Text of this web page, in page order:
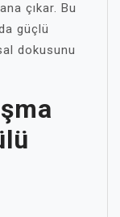
çıkar. Bu
güçlü
dokusunu